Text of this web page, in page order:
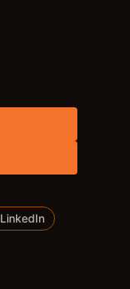
LinkedIn